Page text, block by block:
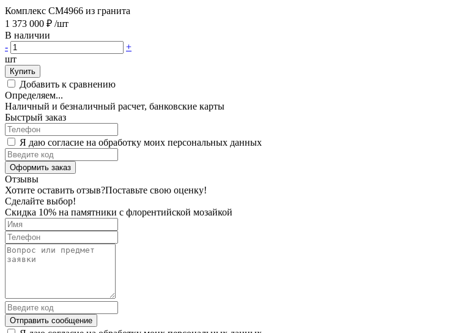
Комплекс CM4966 из гранита
1 373 000 ₽ /шт
В наличии
-
+
шт
Купить
Добавить к сравнению
Определяем...
Наличный и безналичный расчет, банковские карты
Быстрый заказ
Я даю согласие на обработку моих персональных данных
Оформить заказ
Отзывы
Хотите оставить отзыв?Поставьте свою оценку!
Сделайте выбор!
Скидка 10% на памятники с флорентийской мозайкой
Отправить сообщение